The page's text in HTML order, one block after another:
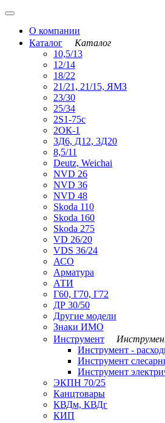
О компании
Каталог
Каталог
10,5/13
12/14
18/22
21/21, 21/15, ЯМЗ
23/30
25/34
2S1-75с
2ОК-1
3Д6, Д12, 3Д20
8,5/11
Deutz, Weichai
NVD 26
NVD 36
NVD 48
Skoda 110
Skoda 160
Skoda 275
VD 26/20
VDS 36/24
АСО
Арматура
АТИ
Г60, Г70, Г72
ДР 30/50
Другие модели
Знаки ИМО
Инструмент
Инструмент -
Инструмент
Инструмент
ЭКПН 70/25
Канцтовары
КВДм, КВДг
КИП